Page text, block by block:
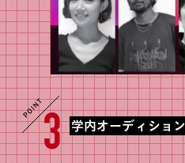
3 学内オーディション